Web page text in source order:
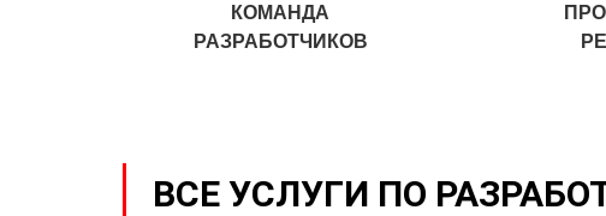
КОМАНДА
РАЗРАБОТЧИКОВ
ВСЕ УСЛУГИ ПО